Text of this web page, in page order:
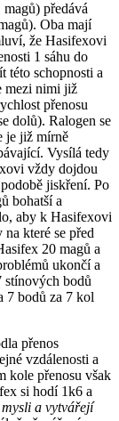
předává
Oba mají
že Hasifexovi
1 sáhu do
této schopnosti a
mezi nimi již
přenosu
dolů). Ralogen se
je již mírně
Vysílá tedy
vždy dojdou
jiskření. Po
bohatší a
aby k Hasifexovi
které se před
20 magů a
ukončí a
stínových bodů
7 bodů za 7 kol
přenos
vzdálenosti a
kole přenosu však
si hodí 1k6 a
a vytvářejí